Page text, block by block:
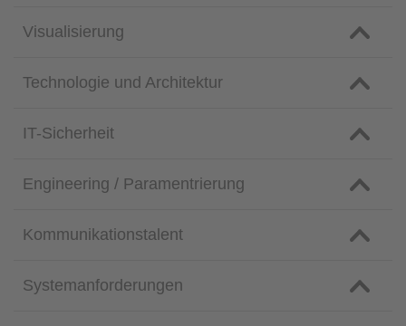
Visualisierung
Technologie und Architektur
IT-Sicherheit
Engineering / Paramentrierung
Kommunikationstalent
Systemanforderungen